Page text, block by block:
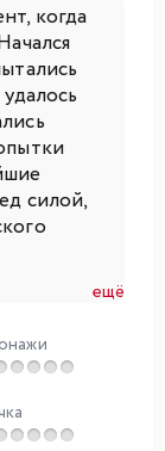
когда
силой,
ещё